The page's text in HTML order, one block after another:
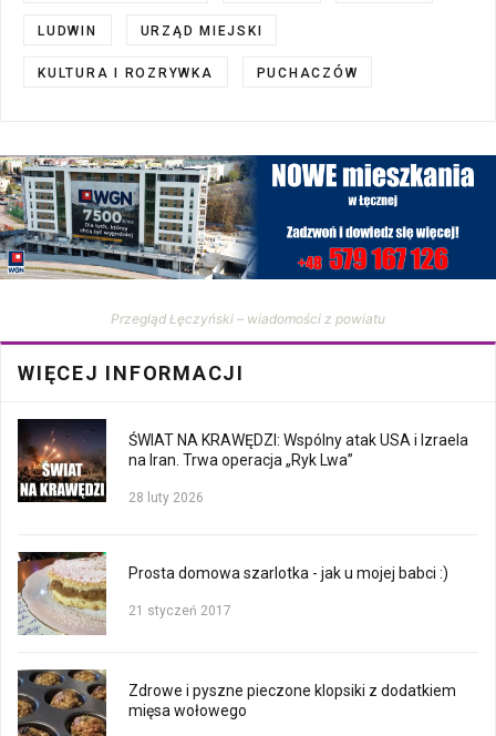
LUDWIN URZĄD MIEJSKI
KULTURA I ROZRYWKA PUCHACZÓW
Przegląd Łęczyński – wiadomości z powiatu
WIĘCEJ INFORMACJI
ŚWIAT NA KRAWĘDZI: Wspólny atak USA i Izraela
na Iran. Trwa operacja „Ryk Lwa”
28 luty 2026
Prosta domowa szarlotka - jak u mojej babci :)
21 styczeń 2017
Zdrowe i pyszne pieczone klopsiki z dodatkiem
mięsa wołowego